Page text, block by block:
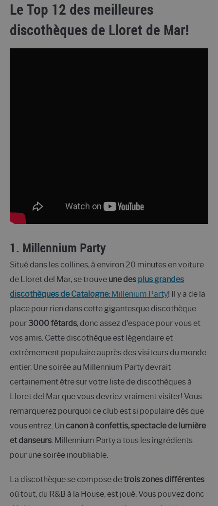
Le Top 12 des meilleures
discothèques de Lloret de Mar!
1. Millennium Party
Situé dans les collines, à environ 20 minutes en voiture
de Lloret del Mar, se trouve une des plus grandes
discothèques de Catalogne: Millenium Party! Il y a de la
place pour rien dans cette gigantesque discothèque
pour 3000 fêtards, donc assez d'espace pour vous et
vos amis. Cette discothèque est légendaire et
extrêmement populaire auprès des visiteurs du monde
entier. Une soirée au Millennium Party devrait
certainement être sur votre liste de discothèques à
Lloret del Mar que vous devriez vraiment visiter! Vous
remarquerez pourquoi ce club est si populaire dès que
vous entrez. Un canon à confettis, spectacle de lumière
et danseurs. Millennium Party a tous les ingrédients
pour une soirée inoubliable.
La discothèque se compose detrois zones différentes
où tout, du R&B à la House, est joué. Vous pouvez donc